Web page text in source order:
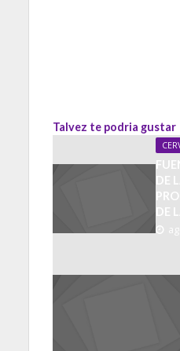
Talvez te podria gustar
DE
DE